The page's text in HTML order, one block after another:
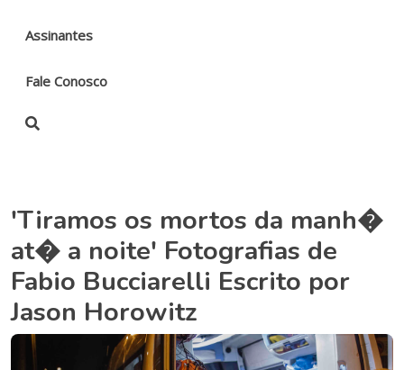
Assinantes
Fale Conosco
'Tiramos os mortos da manh�
at� a noite' Fotografias de
Fabio Bucciarelli Escrito por
Jason Horowitz